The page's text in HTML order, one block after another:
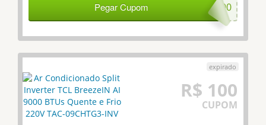
Pegar Cupom PH100
R$ 100
CUPOM